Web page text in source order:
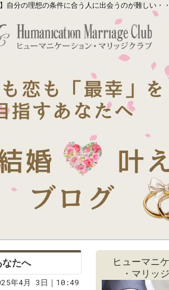
】自分の理想の条件に合う人に出会うのが難しい・
なたへ
年4月 3日｜10:49
ヒューマニ
・マリッ